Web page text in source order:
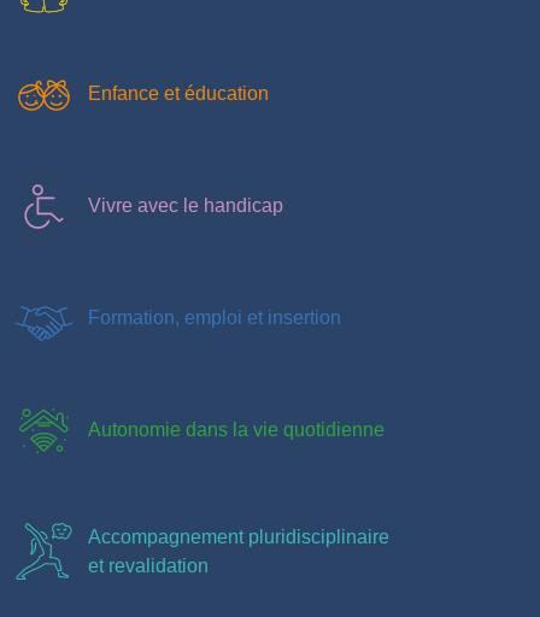
Enfance et éducation
Vivre avec le handicap
Formation, emploi et insertion
Autonomie dans la vie quotidienne
Accompagnement pluridisciplinaire
et revalidation